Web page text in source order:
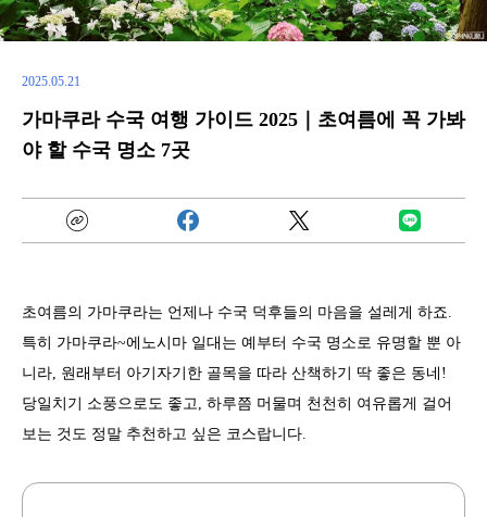
2025.05.21
가마쿠라 수국 여행 가이드 2025｜초여름에 꼭 가봐
야 할 수국 명소 7곳
초여름의 가마쿠라는 언제나 수국 덕후들의 마음을 설레게 하죠.
특히 가마쿠라~에노시마 일대는 예부터 수국 명소로 유명할 뿐 아
니라, 원래부터 아기자기한 골목을 따라 산책하기 딱 좋은 동네!
당일치기 소풍으로도 좋고, 하루쯤 머물며 천천히 여유롭게 걸어
보는 것도 정말 추천하고 싶은 코스랍니다.